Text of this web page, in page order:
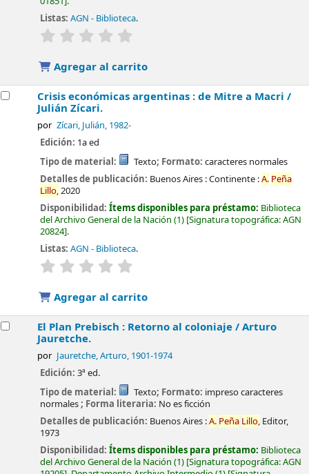
Listas: AGN - Biblioteca.
valoración
Agregar al carrito
Crisis económicas argentinas : de Mitre a Macri /
Julián Zícari.
por Zícari, Julián, 1982-
Edición: 1a ed
Tipo de material:
Texto; Formato: caracteres normales
Detalles de publicación: Buenos Aires :Continente :A. Peña
Lillo,2020
Disponibilidad:Ítems disponibles para préstamo: Biblioteca
del Archivo General de la Nación (1) Signatura topográfica:AGN
20824 .
Listas: AGN - Biblioteca.
valoración
Agregar al carrito
El Plan Prebisch : Retorno al coloniaje /Arturo
Jauretche.
por Jauretche, Arturo, 1901-1974
Edición:3ª ed.
Tipo de material:
Texto; Formato: impreso caracteres
normales; Forma literaria: No es ficción
Detalles de publicación: Buenos Aires :A. Peña Lillo, Editor,
1973
Disponibilidad:Ítems disponibles para préstamo: Biblioteca
del Archivo General de la Nación (1) Signatura topográfica:AGN